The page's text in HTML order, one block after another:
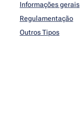
Informações gerais
Regulamentação
Outros Tipos